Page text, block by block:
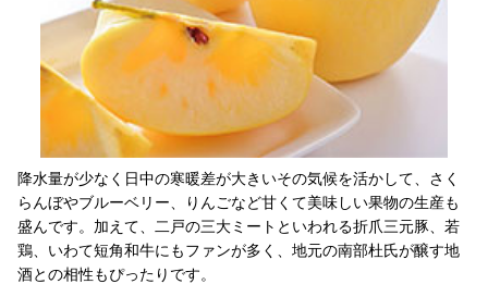
降水量が少なく日中の寒暖差が大きいその気候を活かして、さく
らんぼやブルーベリー、りんごなど甘くて美味しい果物の生産も
盛んです。加えて、二戸の三大ミートといわれる折爪三元豚、若
鶏、いわて短角和牛にもファンが多く、地元の南部杜氏が醸す地
酒との相性もぴったりです。